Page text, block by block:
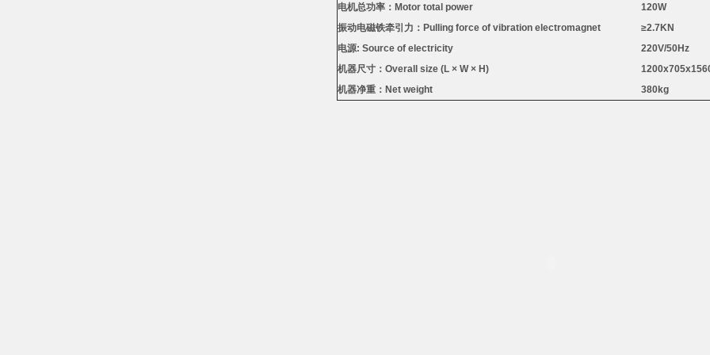
电机总功率： Motor total power
120W
振动电磁铁牵引力： Pulling force of vibration electromagnet ≥2.7KN
电源: Source of electricity
220V/50Hz
机器尺寸： Overall size (L × W× H) 1200x705x
机器净重： Net weight 380kg